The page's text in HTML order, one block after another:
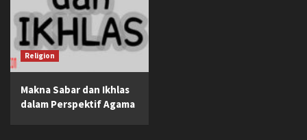
Religion
Makna Sabar dan Ikhlas
dalam Perspektif Agama